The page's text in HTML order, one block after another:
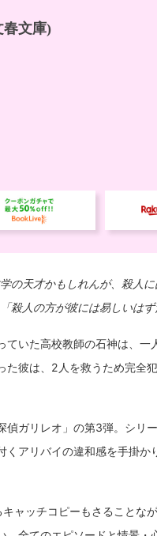
の天才かもしれんが、殺人に
殺人の方が彼には易しいはず
ていた高校教師の石神は、
た彼は、2人を救うため完全
偵ガリレオ」の第3弾。シリ
アリバイの違和感を手掛
ャッチコピーもさることな